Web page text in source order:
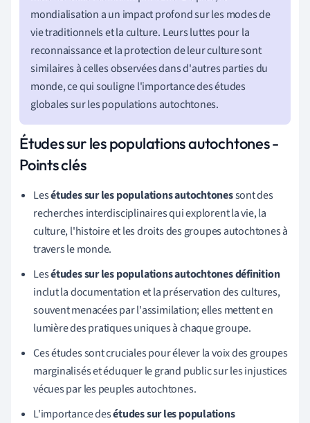
mondialisation a un impact profond sur les modes de
vie traditionnels et la culture. Leurs luttes pour la
reconnaissance et la protection de leur culture sont
similaires à celles observées dans d'autres parties du
monde, ce qui souligne l'importance des études
globales sur les populations autochtones.
Études sur les populations autochtones -
Points clés
Lesétudes sur les populations autochtonessont des
recherches interdisciplinaires qui explorent la vie, la
culture, l'histoire et les droits des groupes autochtones à
travers le monde.
Lesétudes sur les populations autochtones définition
inclut la documentation et la préservation des cultures,
souvent menacées par l'assimilation; elles mettent en
lumière des pratiques uniques à chaque groupe.
Ces études sont cruciales pour élever la voix des groupes
marginalisés et éduquer le grand public sur les injustices
vécues par les peuples autochtones.
L'importance desétudes sur les populations